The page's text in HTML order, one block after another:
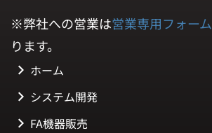
※弊社への営業は営業専用フォーム
ります。
ホーム
システム開発
FA機器販売